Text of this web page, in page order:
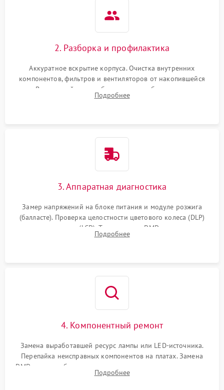
2. Разборка и профилактика
Аккуратное вскрытие корпуса. Очистка внутренних
компонентов, фильтров и вентиляторов от накопившейся
пыли. Визуальный осмотр блока питания, балласта лампы и
материнской платы на наличие прогаров или вздутых
Подробнее
3. Аппаратная диагностика
Замер напряжений на блоке питания и модуле розжига
(балласте). Проверка целостности цветового колеса (DLP)
или поляризаторов (LCD). Тестирование DMD-чипа, датчиков
температуры и оптопар с помощью мультиметра и
Подробнее
4. Компонентный ремонт
Замена выработавшей ресурс лампы или LED-источника.
Перепайка неисправных компонентов на платах. Замена
DMD-чипа при битых пикселях, установка нового цветового
колеса или восстановление сгоревших поляризационных
Подробнее